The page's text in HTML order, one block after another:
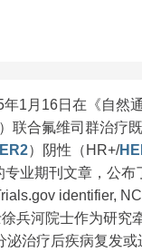
1月16日在《自然
联合氟维司群治疗
）阴性（HR+/
专业期刊文章，公
identifier,
兵河院士作为研究
治疗后疾病复发